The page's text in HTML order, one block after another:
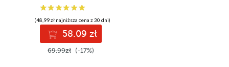
(48,99 zł najniższa cena z 30 dni)
58.09 zł
69.99zł (-17%)